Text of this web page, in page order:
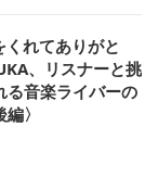
くれてありがと
、リスナーと挑
る音楽ライバーの
〉